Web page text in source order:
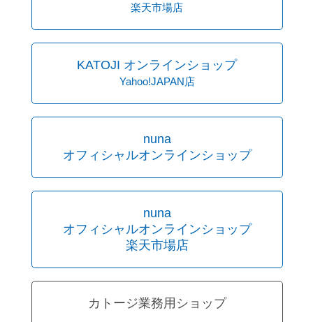
楽天市場店
KATOJI オンラインショップ
Yahoo!JAPAN店
nuna
オフィシャルオンラインショップ
nuna
オフィシャルオンラインショップ
楽天市場店
カトージ業務用ショップ